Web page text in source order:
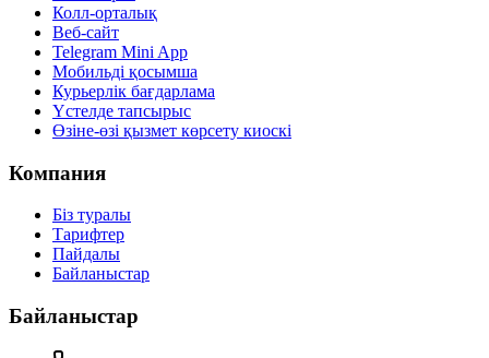
Колл-орталық
Веб-сайт
Telegram Mini App
Мобильді қосымша
Курьерлік бағдарлама
Үстелде тапсырыс
Өзіне-өзі қызмет көрсету киоскі
Компания
Біз туралы
Тарифтер
Пайдалы
Байланыстар
Байланыстар